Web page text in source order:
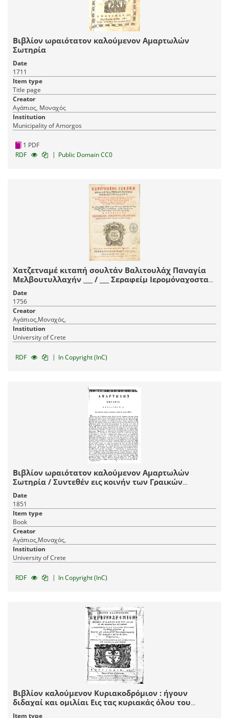
Βιβλίον ωραιότατον καλούμενον Αμαρτωλών
Σωτηρία
Date
1711
Item type
Title page
Creator
Αγάπιος, Μοναχός
Institution
Municipality of Amorgos
1 PDF
RDF
| Public Domain CC0
Χατζετναμέ κιταπή σουλτάν Βαλιτουλάχ Παναγία
Μελβουτυλλαχήν ___ / ___ Σεραφείμ Ιερομόναχοσταν
___.
Date
1756
Creator
Αγάπιος,Μοναχός,
Institution
University of Crete
RDF | In Copyright (InC)
Βιβλίον ωραιότατον καλούμενον Αμαρτωλών
Σωτηρία / Συντεθέν εις κοινήν των Γραικών
διάλεκτον παρά Αγαπίου Μοναχού του Κρητός ___.
Date
1851
Item type
Book
Creator
Αγάπιος,Μοναχός,
Institution
University of Crete
RDF | In Copyright (InC)
Βιβλίον καλούμενον Κυριακοδρόμιον : ήγουν
διδαχαί και ομιλίαι Εις τας κυριακάς όλου του
ενιαυτού. / Συλλεχθείσαι παρά Αγαπίου μοναχού Εκ
Item type